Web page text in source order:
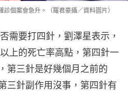
個案會急升。（羅君豪攝／資料圖片）
需要打四針，劉澤星表示，
上的死亡率高點，第四針一
第三針是好幾個月之前的
三針副作用沒事，第四針有